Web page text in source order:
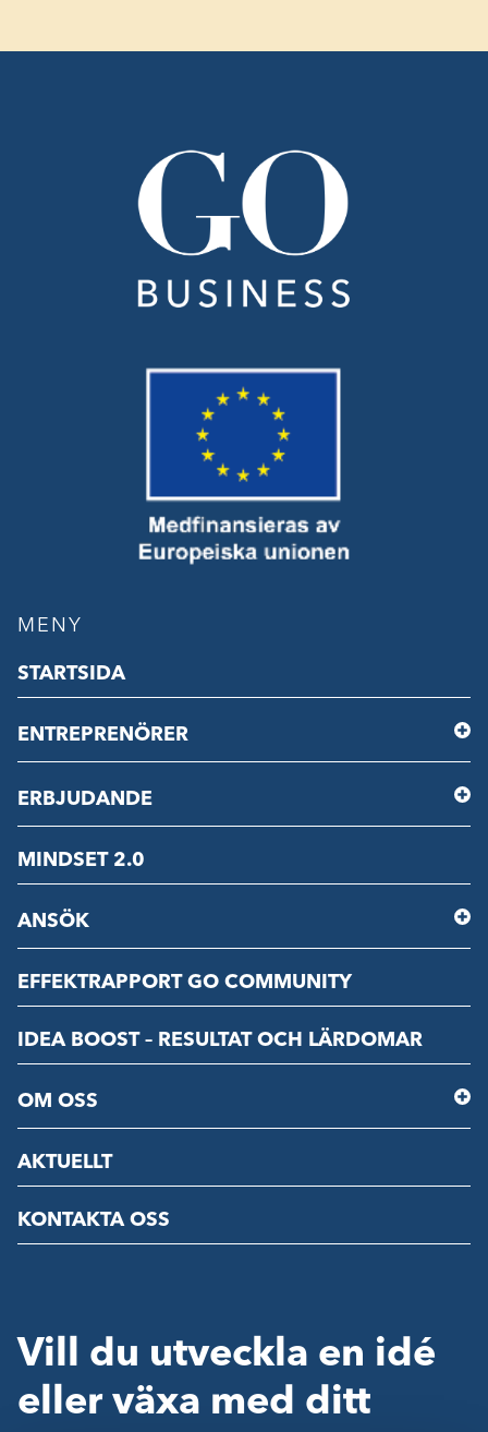
MENY
STARTSIDA
ENTREPRENÖRER
ERBJUDANDE
MINDSET 2.0
ANSÖK
EFFEKTRAPPORT GO COMMUNITY
IDEA BOOST – RESULTAT OCH LÄRDOMAR
OM OSS
AKTUELLT
KONTAKTA OSS
Vill du utveckla en idé
eller växa med ditt